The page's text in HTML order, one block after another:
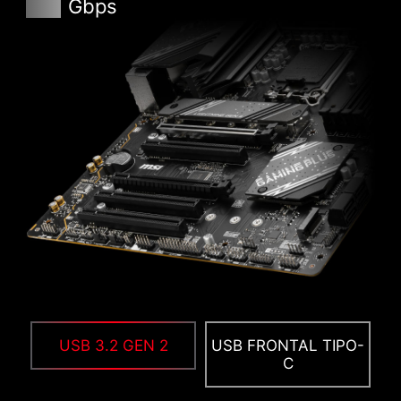
Gbps
USB 3.2 GEN 2
USB FRONTAL TIPO-
C
de su sistema y consiga un mayor rendimiento.
BÚSQUEDA Y FAVORITOS
Una opción permanente de búsqueda y
favoritos en la esquina superior derecha permite
desplazarse rápidamente por los menús de la
BIOS.
MSI CENTER
El nuevo MSI Center unifica un conjunto de
características avanzadas de las placas madre
y libera un sinfín de posibilidades.